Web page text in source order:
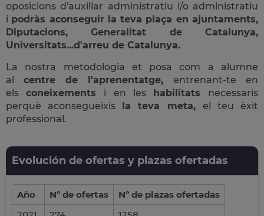
oposicions d'auxiliar administratiu i/o administratiu
i podràs aconseguir la teva plaça en ajuntaments,
Diputacions, Generalitat de Catalunya,
Universitats...d'arreu de Catalunya.
La nostra metodologia et posa com a alumne
al centre de l'aprenentatge, entrenant-te en
elsconeixements i en les habilitats necessaris
perquè aconsegueixis la teva meta, el teu èxit
professional.
Evolución de ofertas y plazas ofertadas
Año Nº de ofertas
Nº de plazas ofertadas